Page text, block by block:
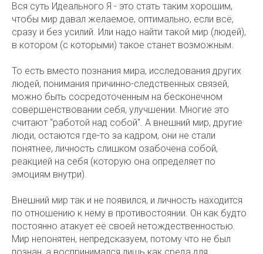
Вся суть Идеального Я - это стать таким хорошим,
чтобы мир давал желаемое, оптимально, если всё,
сразу и без усилий. Или надо найти такой мир (людей),
в котором (с которыми) такое станет возможным.
То есть вместо познания мира, исследования других
людей, понимания причинно-следственных связей,
можно быть сосредоточенным на бесконечном
совершенствовании себя, улучшении. Многие это
считают "работой над собой". А внешний мир, другие
люди, остаются где-то за кадром, они не стали
понятнее, личность слишком озабочена собой,
реакцией на себя (которую она определяет по
эмоциям внутри).
Внешний мир так и не появился, и личность находится
по отношению к нему в противостоянии. Он как будто
постоянно атакует её своей нетождественностью.
Мир непонятен, непредсказуем, потому что не был